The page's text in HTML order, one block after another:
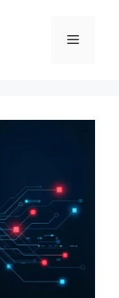
Menu